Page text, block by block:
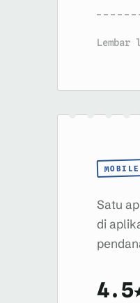
Lembar
MOBILE
Satu
di